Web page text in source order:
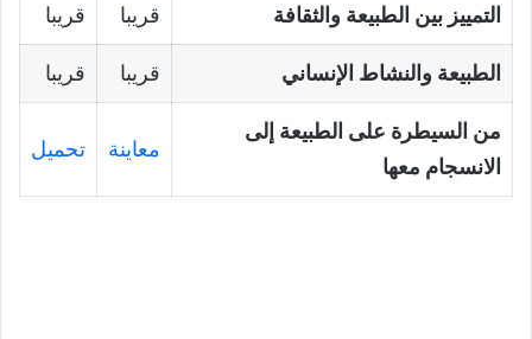
التمييز بين الطبيعة والثقافة قريبا قريبا
الطبيعة والنشاط الإنساني قريبا قريبا
من السيطرة على الطبيعة إلى
الانسجام معها
معاينة تحميل